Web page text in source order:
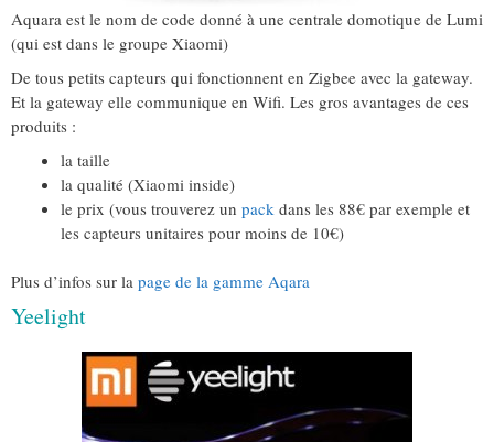
Aquara est le nom de code donné à une centrale domotique de Lumi
(qui est dans le groupe Xiaomi)
De tous petits capteurs qui fonctionnent en Zigbee avec la gateway.
Et la gateway elle communique en Wifi. Les gros avantages de ces
produits :
la taille
la qualité (Xiaomi inside)
le prix (vous trouverez un pack dans les 88€ par exemple et
les capteurs unitaires pour moins de 10€)
Plus d’infos sur la page de la gamme Aqara
Yeelight